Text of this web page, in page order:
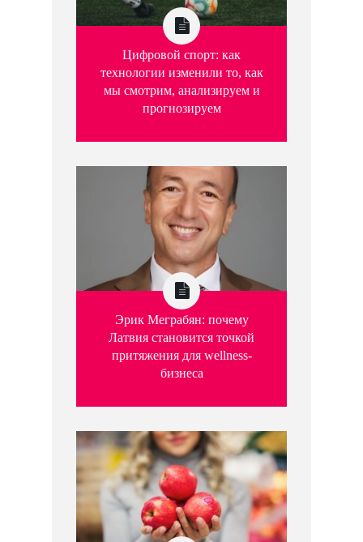
Цифровой спорт: как
технологии изменили то, как
мы смотрим, анализируем и
прогнозируем
Эрик Меграбян: почему
Латвия становится точкой
притяжения для wellness-
бизнеса